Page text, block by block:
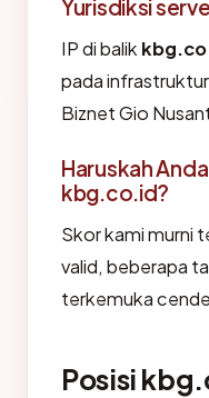
Yurisdiksi
IP di balik
pada
Biznet Gio
Haruskah
kbg.co.id?
Skor kami murni
valid, beberapa
terkemuka
Posisi